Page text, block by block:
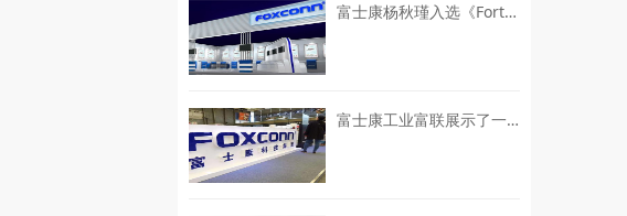
富士康杨秋瑾入选《Fortune》全球最具影响力商界女性
富士康工业富联展示了一系列“灯塔工厂”的建设成就